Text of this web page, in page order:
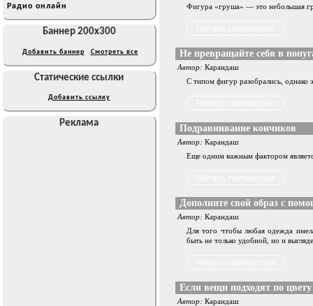
Радио онлайн
Баннер 200x300
Добавить баннер Смотреть все
Статические ссылки
Добавить ссылку
Реклама
Фигура «груша» — это небольшая
Не превращайте себя в
Автор: Карандаш
С типом фигур разобрались, однако
Подравнивание кончиков
Автор: Карандаш
Еще одним важным фактором
Дополните свой образ с
Автор: Карандаш
Для того чтобы любая одежда
быть не только удобной, но и
Если вещи подходят по цвету
Автор: Карандаш